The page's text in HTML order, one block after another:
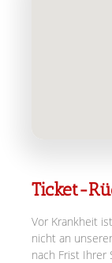
Ticket-
Vor Krankheit
nicht an
nach Frist Ihrer